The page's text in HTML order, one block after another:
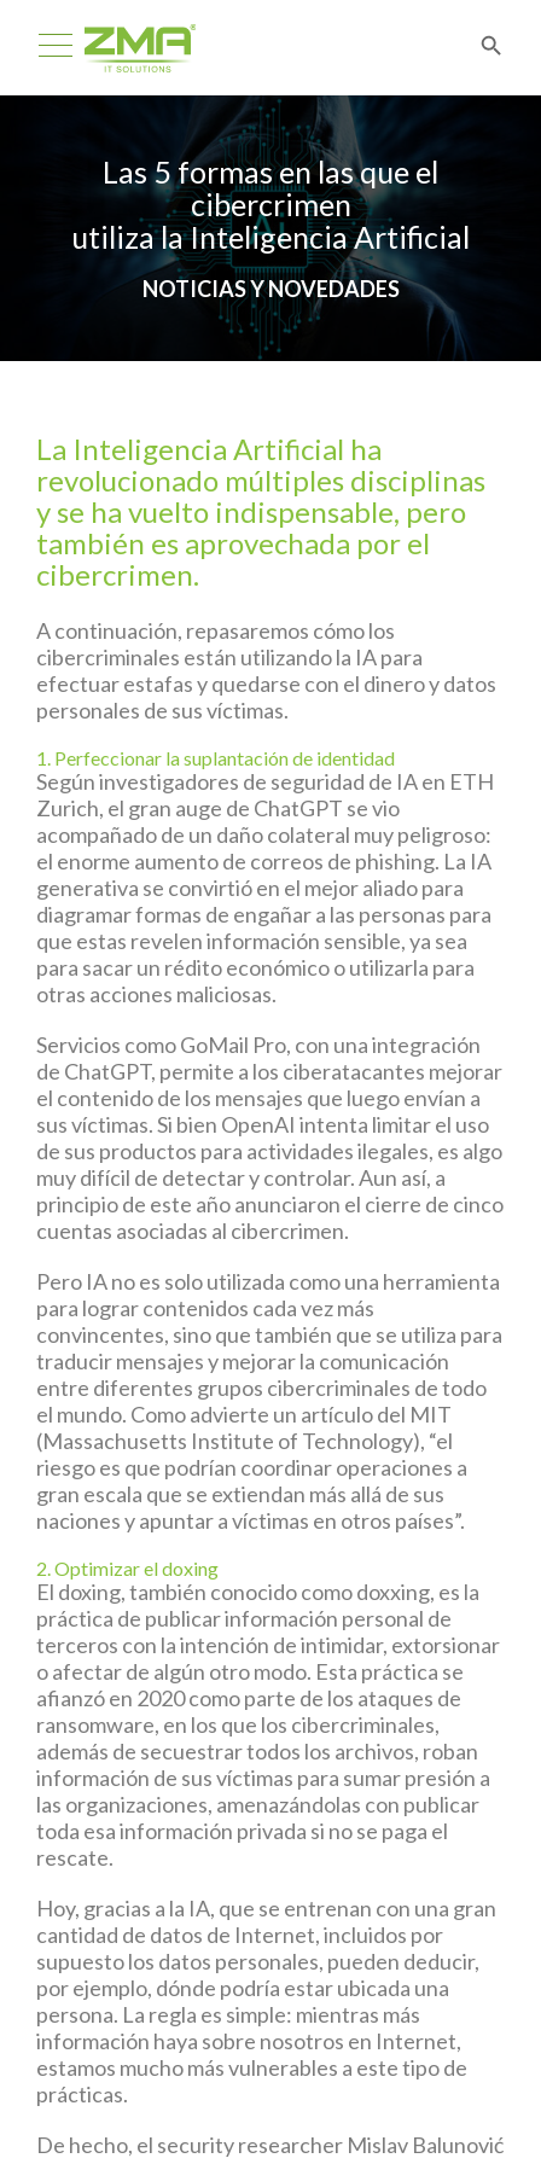
Las 5 formas en las que el
cibercrimen
utiliza la Inteligencia Artificial
NOTICIAS Y NOVEDADES
La Inteligencia Artificial ha
revolucionado múltiples disciplinas
y se ha vuelto indispensable, pero
también es aprovechada por el
cibercrimen.
A continuación, repasaremos cómo los
cibercriminales están utilizando la IA para
efectuar estafas y quedarse con el dinero y datos
personales de sus víctimas.
1. Perfeccionar la suplantación de identidad
Según investigadores de seguridad de IA en ETH
Zurich, el gran auge de ChatGPT se vio
acompañado de un daño colateral muy peligroso:
el enorme aumento de correos de phishing. La IA
generativa se convirtió en el mejor aliado para
diagramar formas de engañar a las personas para
que estas revelen información sensible, ya sea
para sacar un rédito económico o utilizarla para
otras acciones maliciosas.
Servicios como GoMail Pro, con una integración
de ChatGPT, permite a los ciberatacantes mejorar
el contenido de los mensajes que luego envían a
sus víctimas. Si bien OpenAI intenta limitar el uso
de sus productos para actividades ilegales, es algo
muy difícil de detectar y controlar. Aun así, a
principio de este año anunciaron el cierre de cinco
cuentas asociadas al cibercrimen.
Pero IA no es solo utilizada como una herramienta
para lograr contenidos cada vez más
convincentes, sino que también que se utiliza para
traducir mensajes y mejorar la comunicación
entre diferentes grupos cibercriminales de todo
el mundo. Como advierte un artículo del MIT
(Massachusetts Institute of Technology), “el
riesgo es que podrían coordinar operaciones a
gran escala que se extiendan más allá de sus
naciones y apuntar a víctimas en otros países”.
2. Optimizar el doxing
El doxing, también conocido como doxxing, es la
práctica de publicar información personal de
terceros con la intención de intimidar, extorsionar
o afectar de algún otro modo. Esta práctica se
afianzó en 2020 como parte de los ataques de
ransomware, en los que los cibercriminales,
además de secuestrar todos los archivos, roban
información de sus víctimas para sumar presión a
las organizaciones, amenazándolas con publicar
toda esa información privada si no se paga el
rescate.
Hoy, gracias a la IA, que se entrenan con una gran
cantidad de datos de Internet, incluidos por
supuesto los datos personales, pueden deducir,
por ejemplo, dónde podría estar ubicada una
persona. La regla es simple: mientras más
información haya sobre nosotros en Internet,
estamos mucho más vulnerables a este tipo de
prácticas.
De hecho, el security researcher Mislav Balunović